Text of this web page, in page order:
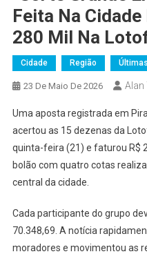
Feita Na Cidade
280 Mil Na
Cidade Região
23 De Maio De 2026 Alan
Uma aposta registrada em
acertou as 15 dezenas da
quinta-feira (21) e faturou R$
bolão com quatro cotas
central da cidade.
Cada participante do grupo
70.348,69. A notícia
moradores e movimentou as